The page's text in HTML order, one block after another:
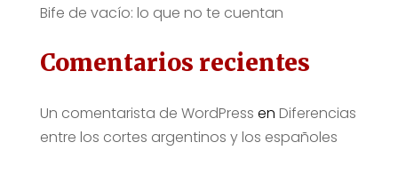
Bife de vacío: lo que no te cuentan
Comentarios recientes
Un comentarista de WordPress en Diferencias
entre los cortes argentinos y los españoles